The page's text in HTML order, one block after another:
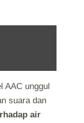
AAC unggul
suara dan
air